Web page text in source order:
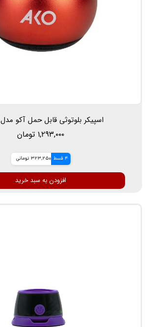
اسپیکر بلوتوثی قابل حمل آکو مدل AS-30
۱,۲۹۳,۰۰۰ تومان
4 قسط 323,250 تومانی
افزودن به سبد خرید